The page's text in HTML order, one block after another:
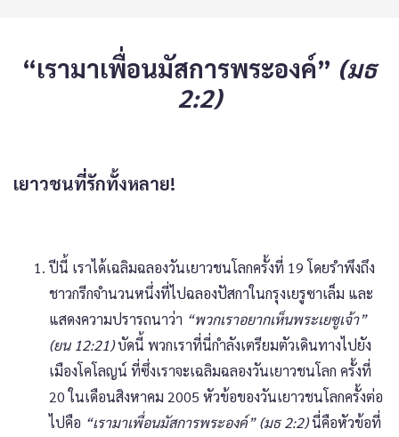
“เรามาเพื่อนมัสการพระองค์” (มธ
2:2)
เยาวชนที่รักทั้งหลาย!
ปีนี้ เราได้เฉลิมฉลองวันเยาวชนโลกครั้งที่ 19 โดยรำพึงถึง
ชาวกรีกจำนวนหนึ่งที่ไปฉลองปัสกาในกรุงเยรูซาเล็ม และ
แสดงความปรารถนาว่า “พวกเราอยากเห็นพระเยซูเจ้า”
(ยน 12:21)บัดนี้ พวกเราที่นี่กำลังเตรียมตัวเดินทางไปยัง
เมืองโคโลญน์ ที่ซึ่งเราจะเฉลิมฉลองวันเยาวชนโลก ครั้งที่
20 ในเดือนสิงหาคม 2005 หัวข้อของวันเยาวชนโลกครั้งต่อ
ไปคือ “เรามาเพื่อนมัสการพระองค์” (มธ 2:2)นี่คือหัวข้อที่